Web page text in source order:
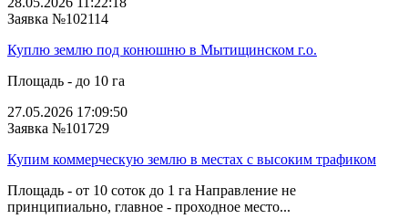
Заявка №102114
Куплю землю под конюшню в Мытищинском г.о.
Площадь - до 10 га
27.05.2026 17:09:50
Заявка №101729
Купим коммерческую землю в местах с высоким трафиком
Площадь - от 10 соток до 1 га Направление не
принципиально, главное - проходное место...